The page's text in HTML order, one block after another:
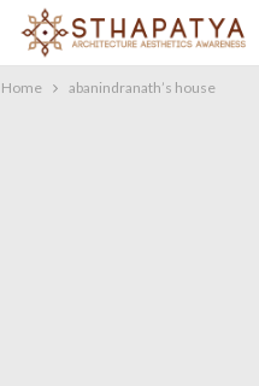
Home abanindranath’s house